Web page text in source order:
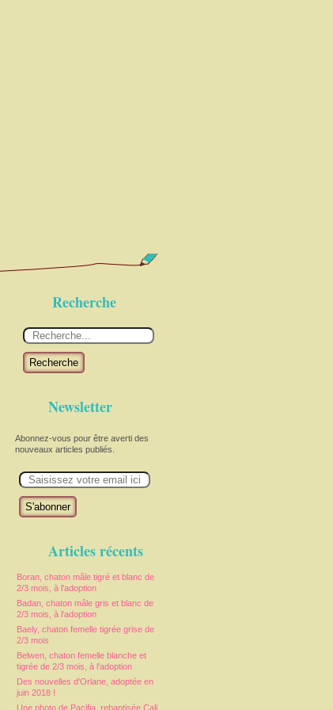
Recherche
Recherche
Newsletter
Abonnez-vous pour être averti des
nouveaux articles publiés.
m
Articles récents
Boran, chaton mâle tigré et blanc de
2/3 mois, à l'adoption
Badan, chaton mâle gris et blanc de
2/3 mois, à l'adoption
Baely, chaton femelle tigrée grise de
2/3 mois
Belwen, chaton femelle blanche et
tigrée de 2/3 mois, à l'adoption
Des nouvelles d'Orlane, adoptée en
juin 2018 !
Une photo de Pacifia, rebaptisée Cali,